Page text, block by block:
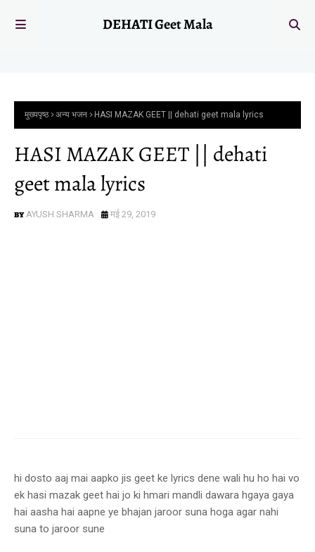
DEHATI Geet Mala
मुख्यपृष्ठ अन्य भजन HASI MAZAK GEET || dehati geet mala lyrics
HASI MAZAK GEET || dehati
geet mala lyrics
AYUSH SHARMA मई 29, 2019
hi dosto aaj mai aapko jis geet ke lyrics dene wali hu ho hai vo
ek hasi mazak geet hai jo ki hmari mandli dawara hgaya gaya
hai aasha hai aapne ye bhajan jaroor suna hoga agar nahi
suna to jaroor sune